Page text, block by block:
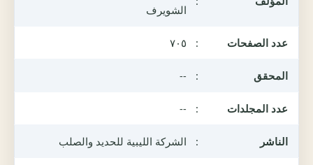
الشويرف
عدد الصفحات : ٧٠٥
المحقق :
--
عدد المجلدات :
--
الناشر : الشركة الليبية للحديد والصلب